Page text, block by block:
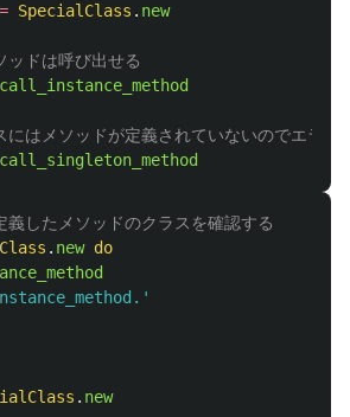
= SpecialClass . new
ドは呼び出せる
call_instance_method
はメソッドが定義されていないのでエラー
call_singleton_method
したメソッドのクラスを確認する
Class . new do
. new